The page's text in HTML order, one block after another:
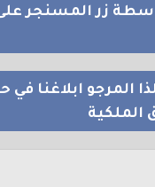
الملكية